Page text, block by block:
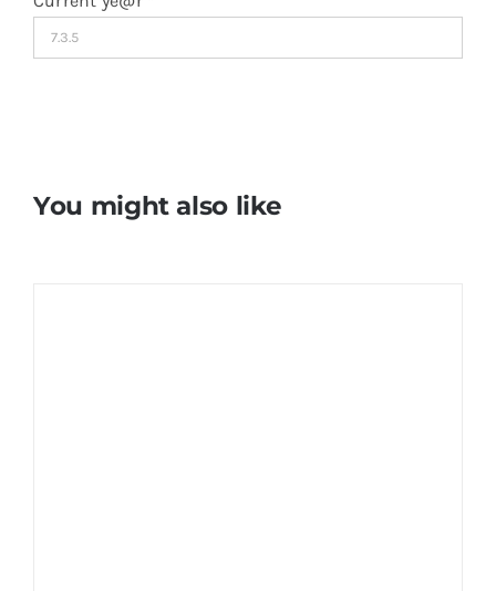
You might also like